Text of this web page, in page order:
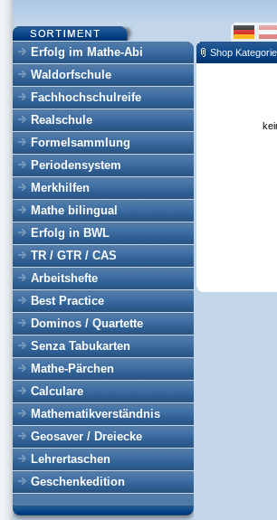
Erfolg im Mathe-Abi
Waldorfschule
Fachhochschulreife
Realschule
Formelsammlung
Periodensystem
Merkhilfen
Mathe bilingual
Erfolg in BWL
TR / GTR / CAS
Arbeitshefte
Best Practice
Dominos / Quartette
Senza Tabukarten
Mathe-Pärchen
Calculare
Mathematikverständnis
Geosaver / Dreiecke
Lehrertaschen
Geschenkedition
Shop